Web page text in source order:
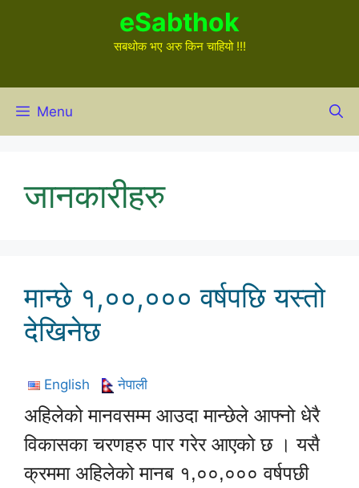
eSabthok
सबथोक भए अरु किन चाहियो !!!
Menu
जानकारीहरु
मान्छे १,००,००० वर्षपछि यस्तो
देखिनेछ
English नेपाली
अहिलेको मानवसम्म आउदा मान्छेले आफ्नो धेरै
विकासका चरणहरु पार गरेर आएको छ । यसै
क्रममा अहिलेको मानब १,००,००० वर्षपछी